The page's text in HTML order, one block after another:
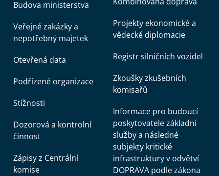
Budova ministerstva
Veřejné zakázky a
nepotřebný majetek
Otevřená data
Podřízené organizace
Stížnosti
Dozorová a kontrolní
činnost
Zápisy z Centrální
komise
Projekty ekonomické a
vědecké diplomacie
Registr silničních vozidel
Zkoušky zkušebních
komisařů
Informace pro budoucí
poskytovatele základní
služby a následné
subjekty kritické
infrastruktury v odvětví
DOPRAVA podle zákona